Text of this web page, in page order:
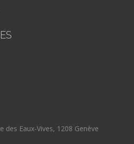
des Eaux-Vives, 1208 Genève